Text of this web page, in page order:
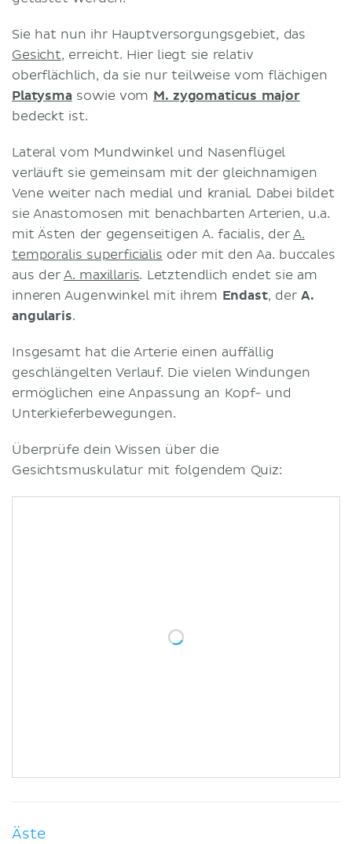
Sie hat nun ihr Hauptversorgungsgebiet, das
Gesicht, erreicht. Hier liegt sie relativ
oberflächlich, da sie nur teilweise vom flächigen
Platysma sowie vom M. zygomaticus major
bedeckt ist.
Lateral vom Mundwinkel und Nasenflügel
verläuft sie gemeinsam mit der gleichnamigen
Vene weiter nach medial und kranial. Dabei bildet
sie Anastomosen mit benachbarten Arterien, u.a.
mit Ästen der gegenseitigen A. facialis, der A.
temporalis superficialis oder mit den Aa. buccales
aus der A. maxillaris. Letztendlich endet sie am
inneren Augenwinkel mit ihrem Endast, der A.
angularis.
Insgesamt hat die Arterie einen auffällig
geschlängelten Verlauf. Die vielen Windungen
ermöglichen eine Anpassung an Kopf- und
Unterkieferbewegungen.
Überprüfe dein Wissen über die
Gesichtsmuskulatur mit folgendem Quiz:
Äste